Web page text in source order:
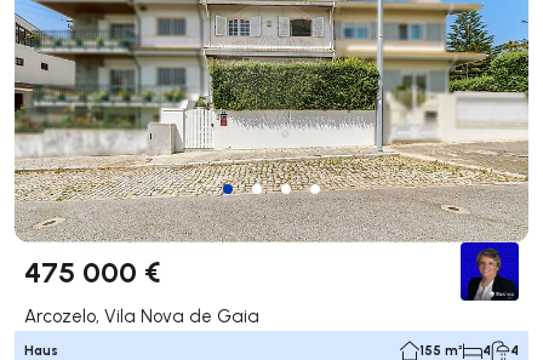
475 000 €
Arcozelo, Vila Nova de Gaia
Haus 155 m² 4 4